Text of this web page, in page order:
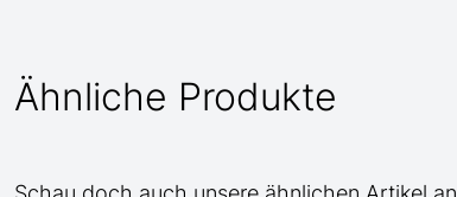
Ähnliche Produkte